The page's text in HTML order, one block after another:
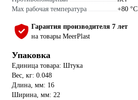
Max рабочая температура
+80 °С
Гарантия производителя 7 лет
на товары MeerPlast
Упаковка
Единица товара: Штука
Вес, кг: 0.048
Длина, мм: 16
Ширина, мм: 22